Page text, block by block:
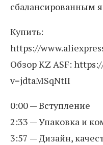
сбалансированным
Купить:
https://
Обзор KZ ASF:
v=jdtaMSqNtII
0:00 — Вступление
2:33 — Упаковка и
3:57 — Дизайн,